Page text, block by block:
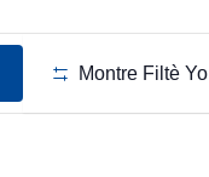
Montre Filtè Yo